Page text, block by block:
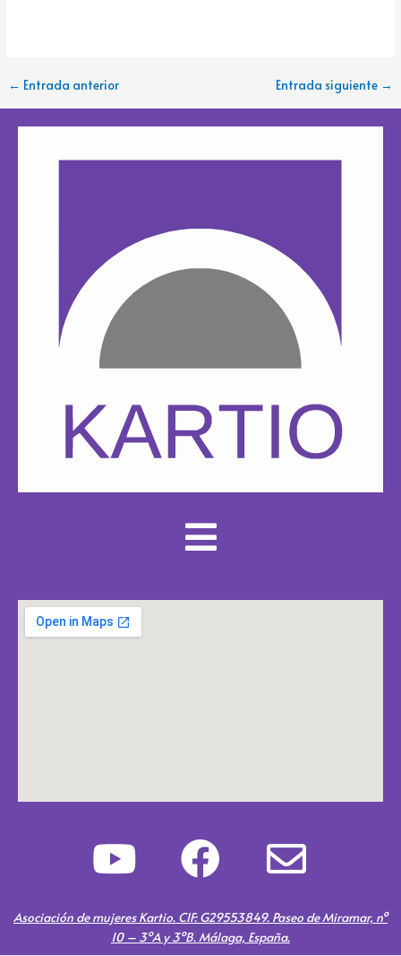
← Entrada anterior Entrada siguiente →
Y
o
u
F
a
c
E
n
v
Asociación de mujeres Kartio. CIF: G29553849. Paseo de Miramar, nº
10 – 3ºA y 3ºB. Málaga, España.